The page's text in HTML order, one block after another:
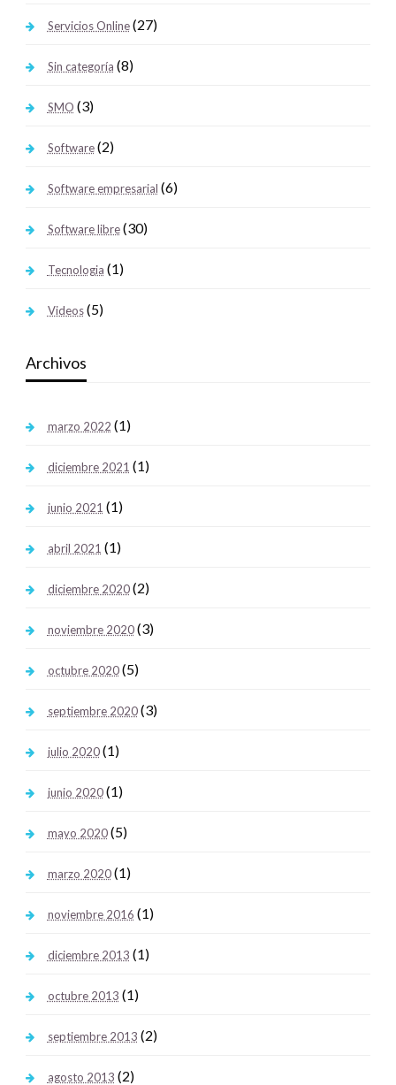
Servicios Online(27)
Sin categoría (8)
SMO (3)
Software(2)
Software empresarial (6)
Software libre(30)
Tecnologia (1)
Videos(5)
Archivos
marzo 2022 (1)
diciembre 2021 (1)
junio 2021 (1)
abril 2021 (1)
diciembre 2020(2)
noviembre 2020(3)
octubre 2020(5)
septiembre 2020(3)
julio 2020(1)
junio 2020(1)
mayo 2020(5)
marzo 2020(1)
noviembre 2016 (1)
diciembre 2013 (1)
octubre 2013 (1)
septiembre 2013 (2)
agosto 2013 (2)